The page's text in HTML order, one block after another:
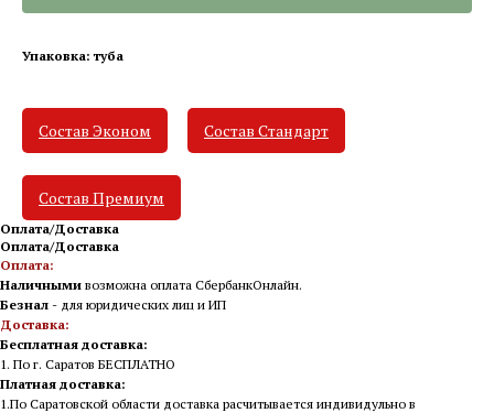
Упаковка: туба
Состав Эконом Состав Стандарт
Состав Премиум
Оплата/Доставка
Оплата/Доставка
Оплата:
Наличными возможна оплата СбербанкОнлайн.
Безнал - для юридических лиц и ИП
Доставка:
Бесплатная доставка:
1. По г. Саратов БЕСПЛАТНО
Платная доставка:
1.По Саратовской области доставка расчитывается индивидульно в